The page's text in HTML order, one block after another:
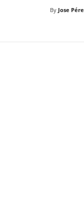
By Jose